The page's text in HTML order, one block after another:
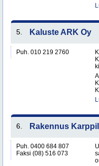
5. Kaluste ARK Oy
Puh. 010 219 2760
6. Rakennus
Puh. 0400 684 807
Faksi (08) 516 073